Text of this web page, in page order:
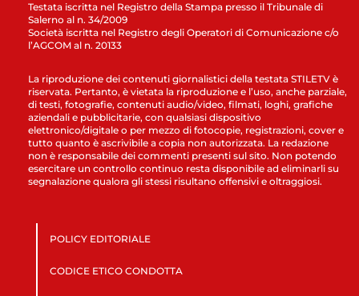
Testata iscritta nel Registro della Stampa presso il Tribunale di
Salerno al n. 34/2009
Società iscritta nel Registro degli Operatori di Comunicazione c/o
l’AGCOM al n. 20133
La riproduzione dei contenuti giornalistici della testata STILETV è
riservata. Pertanto, è vietata la riproduzione e l’uso, anche parziale,
di testi, fotografie, contenuti audio/video, filmati, loghi, grafiche
aziendali e pubblicitarie, con qualsiasi dispositivo
elettronico/digitale o per mezzo di fotocopie, registrazioni, cover e
tutto quanto è ascrivibile a copia non autorizzata. La redazione
non è responsabile dei commenti presenti sul sito. Non potendo
esercitare un controllo continuo resta disponibile ad eliminarli su
segnalazione qualora gli stessi risultano offensivi e oltraggiosi.
POLICY EDITORIALE
CODICE ETICO CONDOTTA